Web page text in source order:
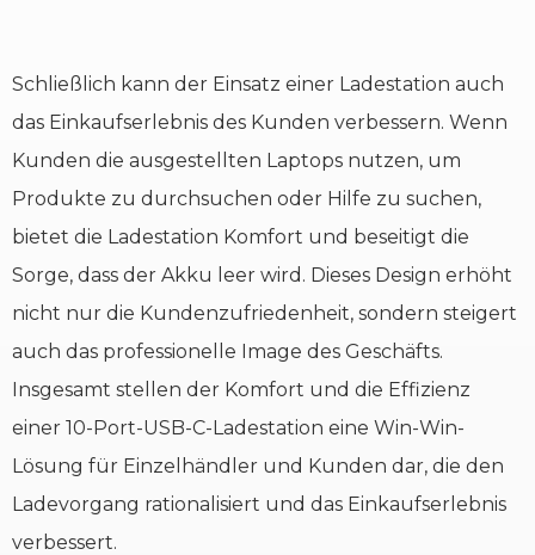
Schließlich kann der Einsatz einer Ladestation auch
das Einkaufserlebnis des Kunden verbessern. Wenn
Kunden die ausgestellten Laptops nutzen, um
Produkte zu durchsuchen oder Hilfe zu suchen,
bietet die Ladestation Komfort und beseitigt die
Sorge, dass der Akku leer wird. Dieses Design erhöht
nicht nur die Kundenzufriedenheit, sondern steigert
auch das professionelle Image des Geschäfts.
Insgesamt stellen der Komfort und die Effizienz
einer 10-Port-USB-C-Ladestation eine Win-Win-
Lösung für Einzelhändler und Kunden dar, die den
Ladevorgang rationalisiert und das Einkaufserlebnis
verbessert.